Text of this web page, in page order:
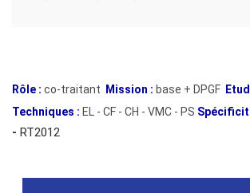
Rôle : co-traitant Mission : base + DPGF
Techniques : EL - CF - CH - VMC - PS
- RT2012